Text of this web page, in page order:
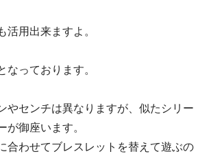
活用出来ますよ。
っております。
やセンチは異なりますが、似たシリー
が御座います。
合わせてブレスレットを替えて遊ぶの